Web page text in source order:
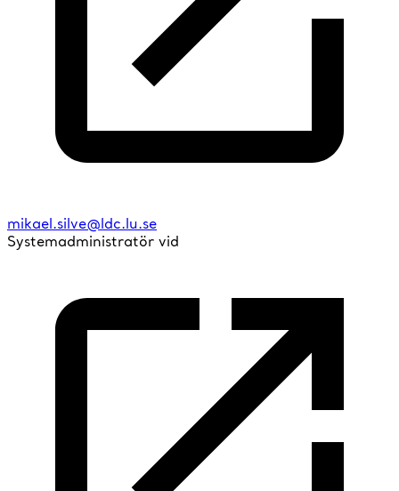
mikael.silve@ldc.lu.se
Systemadministratör vid